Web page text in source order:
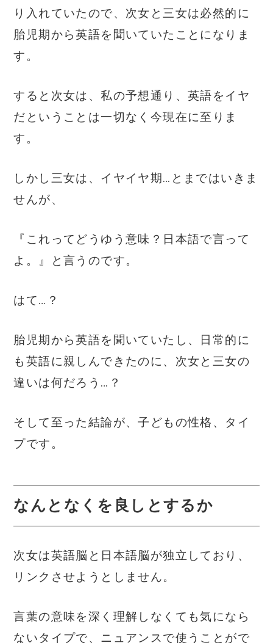
り入れていたので、次女と三女は必然的に
胎児期から英語を聞いていたことになりま
す。
すると次女は、私の予想通り、英語をイヤ
だということは一切なく今現在に至りま
す。
しかし三女は、イヤイヤ期…とまではいきま
せんが、
『これってどうゆう意味？日本語で言って
よ。』と言うのです。
はて…？
胎児期から英語を聞いていたし、日常的に
も英語に親しんできたのに、次女と三女の
違いは何だろう…？
そして至った結論が、子どもの性格、タイ
プです。
なんとなくを良しとするか
次女は英語脳と日本語脳が独立しており、
リンクさせようとしません。
言葉の意味を深く理解しなくても気になら
ないタイプで、ニュアンスで使うことがで